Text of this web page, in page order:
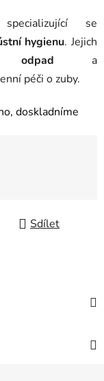
se
hygienu. Jejich
odpad a
péči o zuby.
doskladníme
Sdílet